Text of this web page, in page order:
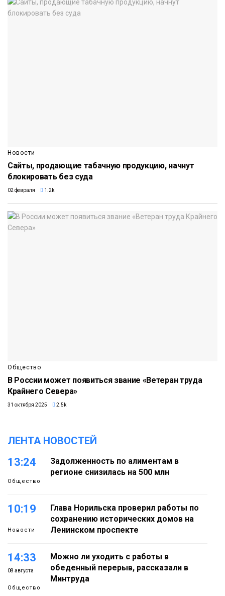
Новости
Сайты, продающие табачную продукцию, начнут
блокировать без суда
02 февраля 1.2k
Общество
В России может появиться звание «Ветеран труда
Крайнего Севера»
31 октября 2025 2.5k
ЛЕНТА НОВОСТЕЙ
13:24
Общество
Задолженность по алиментам в
регионе снизилась на 500 млн
10:19
Новости
Глава Норильска проверил работы по
сохранению исторических домов на
Ленинском проспекте
14:33
08 августа
Общество
Можно ли уходить с работы в
обеденный перерыв, рассказали в
Минтруда